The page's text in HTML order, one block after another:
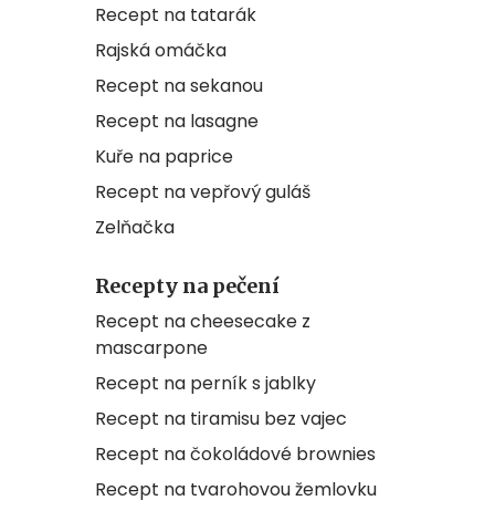
Recept na tatarák
Rajská omáčka
Recept na sekanou
Recept na lasagne
Kuře na paprice
Recept na vepřový guláš
Zelňačka
Recepty na pečení
Recept na cheesecake z
mascarpone
Recept na perník s jablky
Recept na tiramisu bez vajec
Recept na čokoládové brownies
Recept na tvarohovou žemlovku